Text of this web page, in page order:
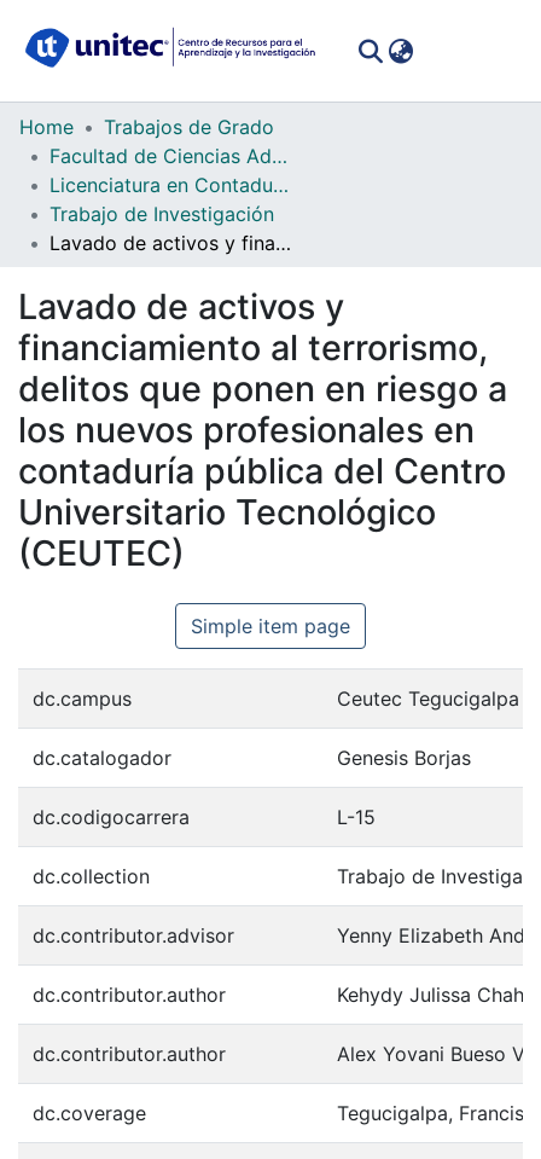
Communities
Collections
All of DSpace
Statistics
Home
Trabajos de Grado
Facultad de Ciencias Administrativas y Sociales
Licenciatura en Contaduría Pública y Finanzas
Trabajo de Investigación
Lavado de activos y financiamiento al terrorismo, delitos que ponen en riesgo a los nuevos profesionales en contaduría pública del Centro Universitario Tecnológico (CEUTEC)
Lavado de activos y
financiamiento al terrorismo,
delitos que ponen en riesgo a
los nuevos profesionales en
contaduría pública del Centro
Universitario Tecnológico
(CEUTEC)
Simple item page
dc.campus Ceutec Tegucigalpa
dc.catalogador Genesis Borjas
dc.codigocarrera L-15
dc.collection Trabajo de
dc.contributor.advisor Yenny Elizabeth
dc.contributor.author Kehydy Julissa
dc.contributor.author Alex Yovani Bueso
dc.coverage Tegucigalpa,